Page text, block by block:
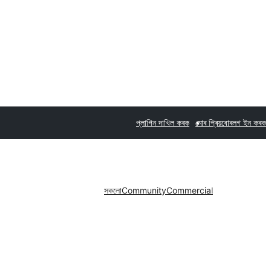
প্লাগিন দাখিল কৰক মোৰ প্ৰিয়বোৰলগ ইন কৰক
সকলোCommunityCommercial